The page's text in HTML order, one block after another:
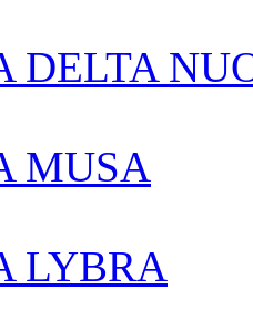
DELTA
MUSA
LYBRA